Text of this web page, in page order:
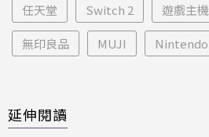
任天堂 Switch 2 遊戲主機
無印良品 MUJI Nintendo
延伸閱讀